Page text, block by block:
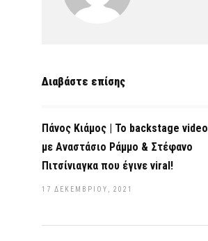
Διαβάστε επίσης
Πάνος Κιάμος | Το backstage video
με Αναστάσιο Ράμμο & Στέφανο
Πιτσίνιαγκα που έγινε viral!
17 ΔΕΚΕΜΒΡΊΟΥ, 2021